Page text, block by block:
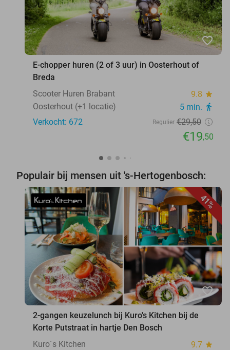
favorite_border
E-chopper huren (2 of 3 uur) in Oosterhout of
Breda
Scooter Huren Brabant
9.8 star
Oosterhout (+1 locatie) 5 min. directions_walk
Verkocht: 672 Regulier €29,50
€19,50
Populair bij mensen uit 's-Hertogenbosch:
41%
favorite_border
2-gangen keuzelunch bij Kuro's Kitchen bij de
Korte Putstraat in hartje Den Bosch
Kuro´s Kitchen
9.7 star